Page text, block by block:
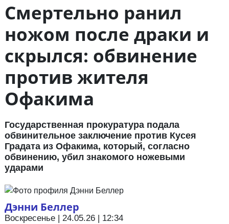
Смертельно ранил
ножом после драки и
скрылся: обвинение
против жителя
Офакима
Государственная прокуратура подала
обвинительное заключение против Кусея
Градата из Офакима, который, согласно
обвинению, убил знакомого ножевыми
ударами
Дэнни Беллер
Воскресенье | 24.05.26 | 12:34